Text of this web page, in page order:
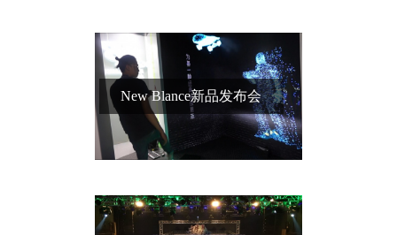
New Blance新品发布会